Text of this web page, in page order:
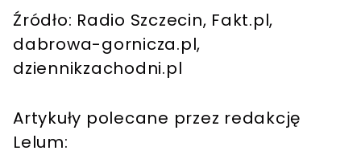
Źródło: Radio Szczecin, Fakt.pl,
dabrowa-gornicza.pl,
dziennikzachodni.pl
Artykuły polecane przez redakcję
Lelum: